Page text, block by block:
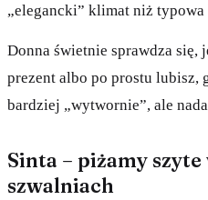
„elegancki” klimat niż typowa
Donna świetnie sprawdza się,
prezent albo po prostu lubisz,
bardziej „wytwornie”, ale
Sinta – piżamy
szwalniach